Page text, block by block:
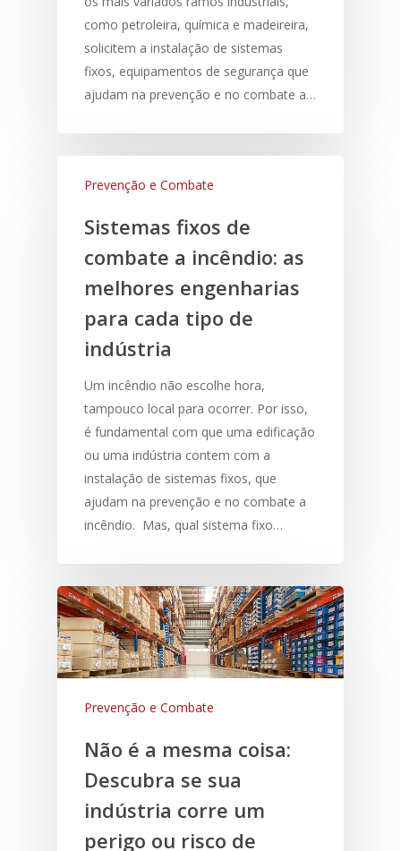
como petroleira, química e madeireira,
solicitem a instalação de sistemas
fixos, equipamentos de segurança que
ajudam na prevenção e no combate a…
Prevenção e Combate
Sistemas fixos de
combate a incêndio: as
melhores engenharias
para cada tipo de
indústria
Um incêndio não escolhe hora,
tampouco local para ocorrer. Por isso,
é fundamental com que uma edificação
ou uma indústria contem com a
instalação de sistemas fixos, que
ajudam na prevenção e no combate a
incêndio. Mas, qual sistema fixo…
Prevenção e Combate
Não é a mesma coisa:
Descubra se sua
indústria corre um
perigo ou risco de
HOME
SOBRE NÓS
NOTIFIER
NOVEC
SISTEMAS
BLOG
CONTATO